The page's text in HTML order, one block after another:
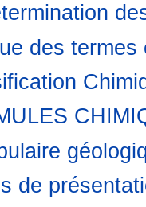
des
de